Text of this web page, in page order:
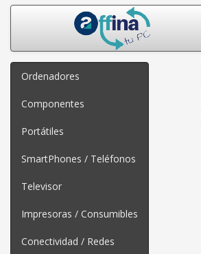
Ordenadores
Componentes
Portátiles
SmartPhones / Teléfonos
Televisor
Impresoras / Consumibles
Conectividad / Redes